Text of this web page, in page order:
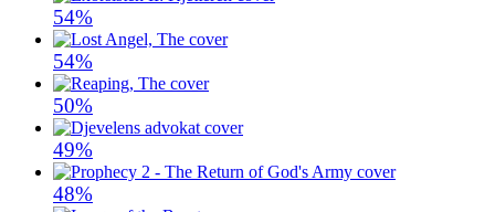
54%
54%
50%
49%
48%